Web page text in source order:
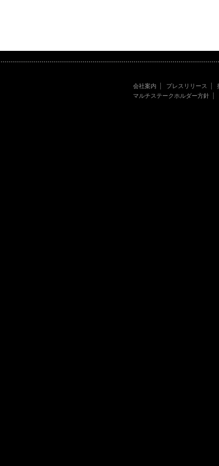
会社案内 プレスリリース
マルチステークホルダー方針